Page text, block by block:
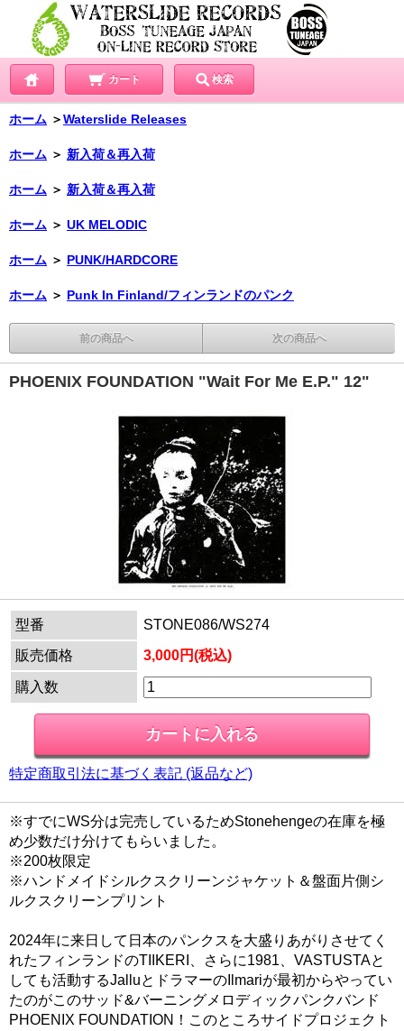
カート 検索
ホーム ＞Waterslide Releases
ホーム ＞ 新入荷＆再入荷
ホーム ＞ 新入荷＆再入荷
ホーム ＞ UK MELODIC
ホーム ＞ PUNK/HARDCORE
ホーム ＞ Punk In Finland/フィンランドのパンク
前の商品へ 次の商品へ
PHOENIX FOUNDATION "Wait For Me E.P." 12"
型番
STONE086/WS274
販売価格
3,000円(税込)
購入数
特定商取引法に基づく表記 (返品など)
※すでにWS分は完売しているためStonehengeの在庫を極
め少数だけ分けてもらいました。
※200枚限定
※ハンドメイドシルクスクリーンジャケット＆盤面片側シ
ルクスクリーンプリント
2024年に来日して日本のパンクスを大盛りあがりさせてく
れたフィンランドのTIIKERI、さらに1981、VASTUSTAと
しても活動するJalluとドラマーのIlmariが最初からやってい
たのがこのサッド&バーニングメロディックパンクバンド
PHOENIX FOUNDATION！このところサイドプロジェクト